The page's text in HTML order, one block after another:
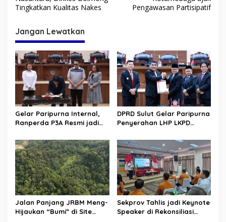
v
i
g
a
s
i
p
o
s
Tingkatkan Kualitas Nakes
Pengawasan Partisipatif
Jangan Lewatkan
Gelar Paripurna Internal,
Ranperda P3A Resmi jadi
Sulut
DPRD Sulut Gelar Paripurna
Penyerahan LHP LKPD
kalinya
Jalan Panjang JRBM Meng-
Hijaukan “Bumi” di Site
Sekprov Tahlis jadi Keynote
Speaker di Rekonsiliasi